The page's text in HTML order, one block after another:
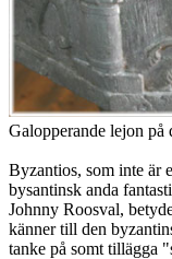
Galopperande lejon
Byzantios, som inte är
bysantinsk anda
Johnny Roosval,
känner till den
tanke på somt tillägga